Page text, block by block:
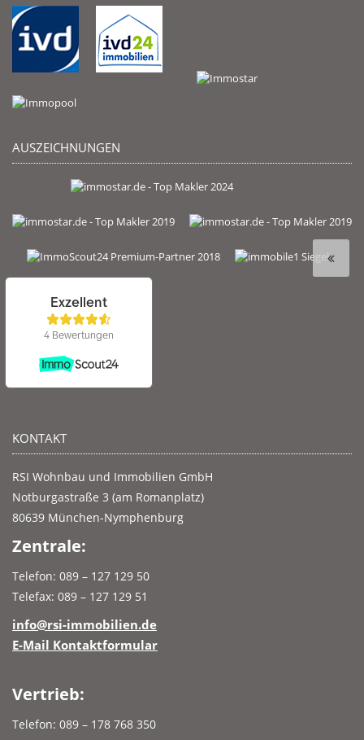
AUSZEICHNUNGEN
KONTAKT
RSI Wohnbau und Immobilien GmbH
Notburgastraße 3 (am Romanplatz)
80639 München-Nymphenburg
Zentrale:
Telefon: 089 – 127 129 50
Telefax: 089 – 127 129 51
info@rsi-immobilien.de
E-Mail Kontaktformular
Vertrieb:
Telefon: 089 – 178 768 350